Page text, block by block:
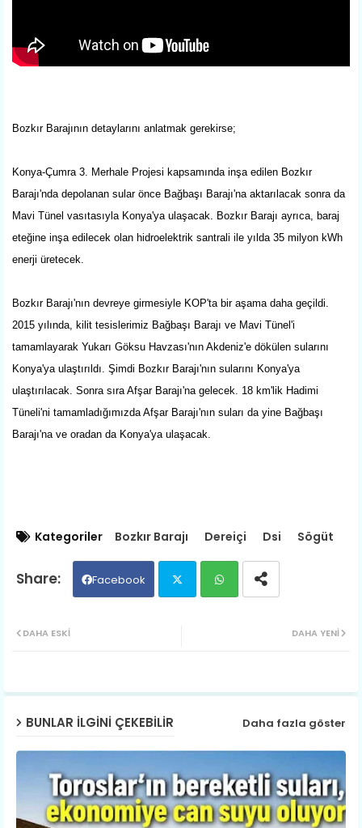
Bozkır Barajının detaylarını anlatmak gerekirse;
Konya-Çumra 3. Merhale Projesi kapsamında inşa edilen Bozkır
Barajı'nda depolanan sular önce Bağbaşı Barajı'na aktarılacak sonra da
Mavi Tünel vasıtasıyla Konya'ya ulaşacak. Bozkır Barajı ayrıca, baraj
eteğine inşa edilecek olan hidroelektrik santrali ile yılda 35 milyon kWh
enerji üretecek.
Bozkır Barajı'nın devreye girmesiyle KOP'ta bir aşama daha geçildi.
2015 yılında, kilit tesislerimiz Bağbaşı Barajı ve Mavi Tünel'i
tamamlayarak Yukarı Göksu Havzası'nın Akdeniz'e dökülen sularını
Konya'ya ulaştırıldı. Şimdi Bozkır Barajı'nın sularını Konya'ya
ulaştırılacak. Sonra sıra Afşar Barajı'na gelecek. 18 km'lik Hadimi
Tüneli'ni tamamladığımızda Afşar Barajı'nın suları da yine Bağbaşı
Barajı'na ve oradan da Konya'ya ulaşacak.
Kategoriler Bozkır Barajı Dereiçi Dsi Sögüt
Facebook
ap
DAHA YENI
DAHA ESKI
BUNLAR ILGINI ÇEKEBILIR Daha fazla göster